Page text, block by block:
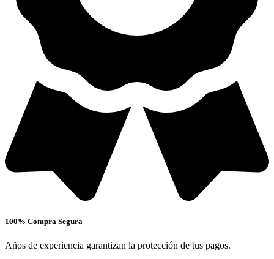
100% Compra Segura
Años de experiencia garantizan la protección de tus pagos.